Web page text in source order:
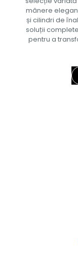
mânere
și cilindri de
soluții
pentru a